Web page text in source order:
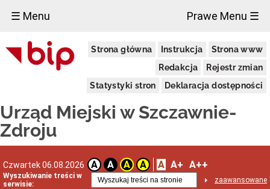
☰ Menu Prawe Menu ☰
Strona główna Instrukcja
Strona www
Redakcja
Rejestr zmian
Statystyki stron
Deklaracja dostępności
Urząd Miejski w Szczawnie-
Zdroju
Czwartek 06.08.2026 A A A A A A+ A++
Wyszukiwanie treści w
serwisie:
zaawansowane
Urząd
Miejski
Aktualności
Dni
i
godziny
otwarcia
telefonów
Kierownictwo
×